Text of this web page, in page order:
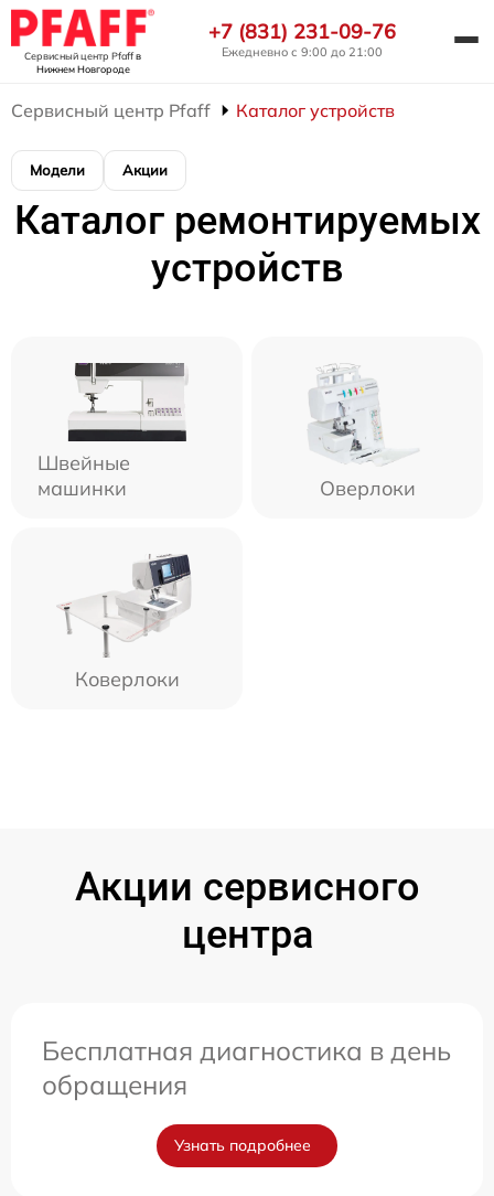
Сервисный центр Pfaffв
Нижнем Новгороде
+7 (831) 231-09-76
Ежедневно с 9:00 до 21:00
Сервисный центр Pfaff Каталог устройств
Модели Акции
Каталог ремонтируемых
устройств
Швейные
машинки
Оверлоки
Коверлоки
Акции сервисного
центра
Бесплатная диагностика в день
обращения
Узнать подробнее